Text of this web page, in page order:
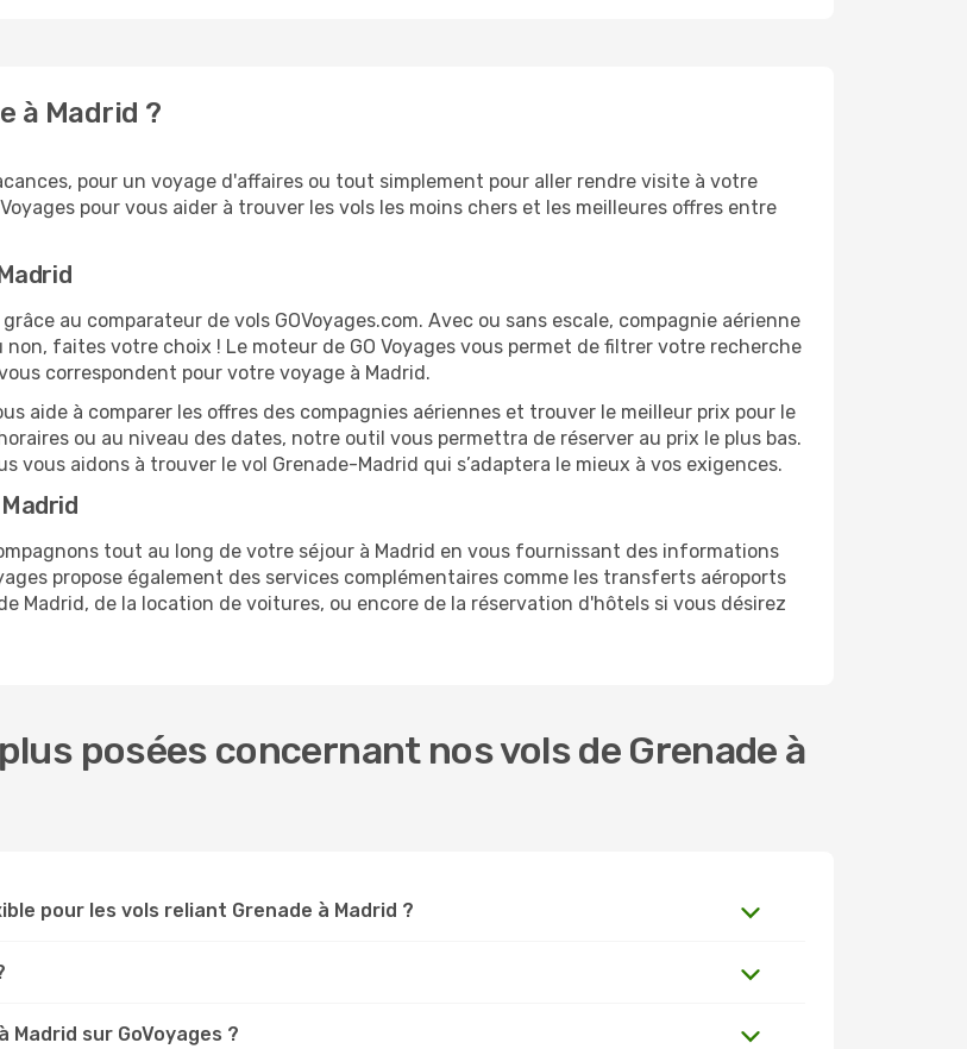
à Madrid ?
pour un voyage d'affaires ou tout simplement pour aller rendre visite à votre
pour vous aider à trouver les vols les moins chers et les meilleures offres entre
au comparateur de vols GOVoyages.com. Avec ou sans escale, compagnie aérienne
faites votre choix ! Le moteur de GO Voyages vous permet de filtrer votre recherche
correspondent pour votre voyage à Madrid.
aide à comparer les offres des compagnies aériennes et trouver le meilleur prix pour le
ou au niveau des dates, notre outil vous permettra de réserver au prix le plus bas.
vous aidons à trouver le vol Grenade-Madrid qui s’adaptera le mieux à vos exigences.
tout au long de votre séjour à Madrid en vous fournissant des informations
propose également des services complémentaires comme les transferts aéroports
Madrid, de la location de voitures, ou encore de la réservation d'hôtels si vous désirez
posées concernant nos vols de Grenade à
pour les vols reliant Grenade à Madrid ?
sur GoVoyages ?